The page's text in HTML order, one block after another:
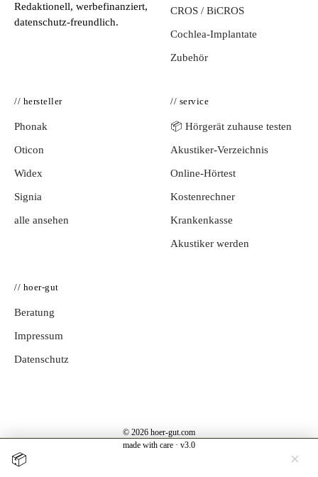
Redaktionell, werbefinanziert,
datenschutz-freundlich.
CROS / BiCROS
Cochlea-Implantate
Zubehör
// hersteller
Phonak
Oticon
Widex
Signia
alle ansehen
// service
📦 Hörgerät zuhause testen
Akustiker-Verzeichnis
Online-Hörtest
Kostenrechner
Krankenkasse
Akustiker werden
// hoer-gut
Beratung
Impressum
Datenschutz
© 2026 hoer-gut.com
made with care · v3.0
📦 ×